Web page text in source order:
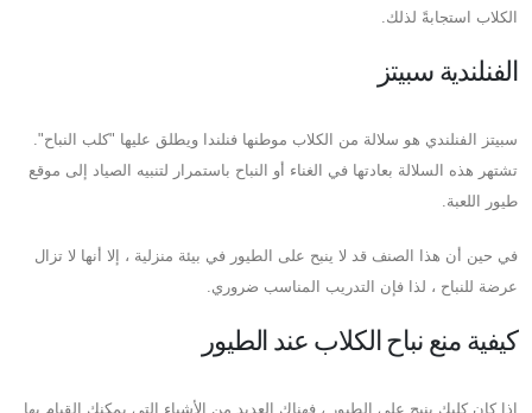
الكلاب استجابةً لذلك.
الفنلندية سبيتز
سبيتز الفنلندي هو سلالة من الكلاب موطنها فنلندا ويطلق عليها "كلب النباح".
تشتهر هذه السلالة بعادتها في الغناء أو النباح باستمرار لتنبيه الصياد إلى موقع
طيور اللعبة.
في حين أن هذا الصنف قد لا ينبح على الطيور في بيئة منزلية ، إلا أنها لا تزال
عرضة للنباح ، لذا فإن التدريب المناسب ضروري.
كيفية منع نباح الكلاب عند الطيور
إذا كان كلبك ينبح على الطيور ، فهناك العديد من الأشياء التي يمكنك القيام بها